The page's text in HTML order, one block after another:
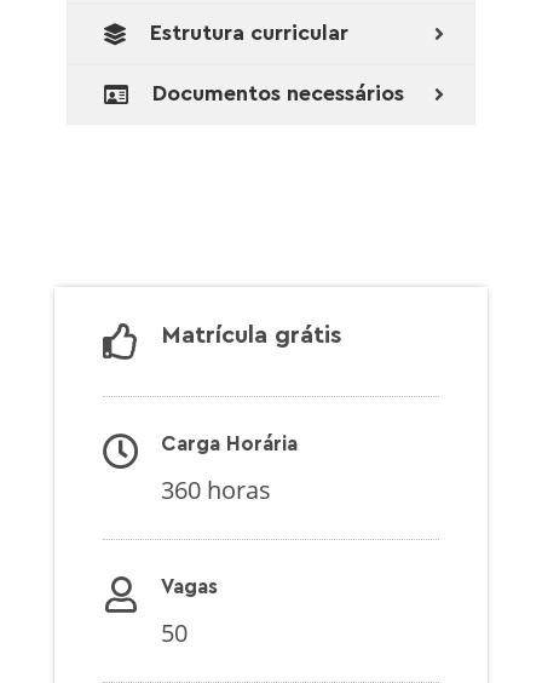
Estrutura curricular
Documentos necessários
Matrícula grátis
Carga Horária
360 horas
Vagas
50